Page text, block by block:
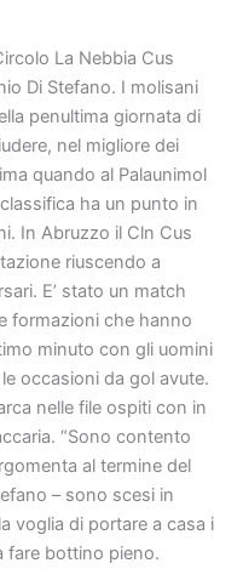
La Nebbia Cus
Di Stefano. I molisani
penultima giornata di
nel migliore dei
quando al Palaunimol
ha un punto in
In Abruzzo il Cln Cus
riuscendo a
E’ stato un match
formazioni che hanno
minuto con gli uomini
occasioni da gol avute.
nelle file ospiti con in
“Sono contento
al termine del
– sono scesi in
voglia di portare a casa i
fare bottino pieno.